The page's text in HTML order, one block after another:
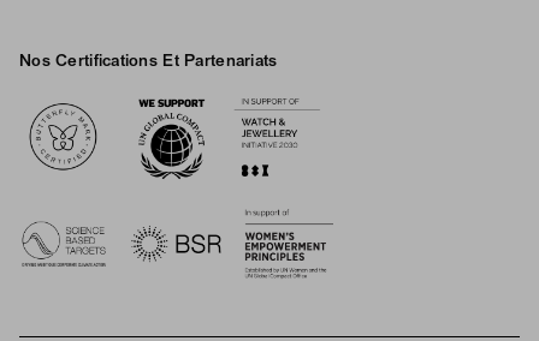
Nos Certifications Et Partenariats